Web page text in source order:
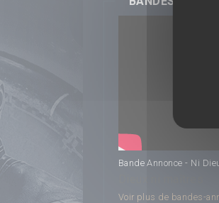
Bande Annonce - Ni
Voir plus de bandes-